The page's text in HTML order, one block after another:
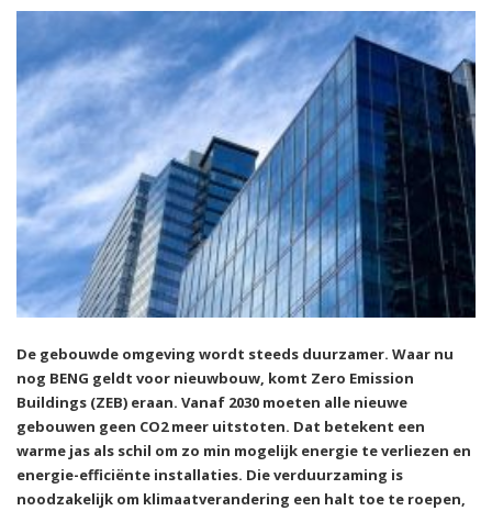
De gebouwde omgeving wordt steeds duurzamer. Waar nu
nog BENG geldt voor nieuwbouw, komt Zero Emission
Buildings (ZEB) eraan. Vanaf 2030 moeten alle nieuwe
gebouwen geen CO2 meer uitstoten. Dat betekent een
warme jas als schil om zo min mogelijk energie te verliezen en
energie-efficiënte installaties. Die verduurzaming is
noodzakelijk om klimaatverandering een halt toe te roepen,